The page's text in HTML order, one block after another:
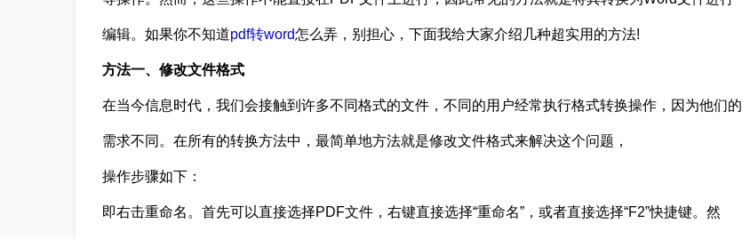
编辑。如果你不知道pdf转word怎么弄，别担心，下面我给大家介绍几种超实用的方法!
方法一、修改文件格式
在当今信息时代，我们会接触到许多不同格式的文件，不同的用户经常执行格式转换操作，因为他们的
需求不同。在所有的转换方法中，最简单地方法就是修改文件格式来解决这个问题，
操作步骤如下：
即右击重命名。首先可以直接选择PDF文件，右键直接选择“重命名”，或者直接选择“F2”快捷键。然